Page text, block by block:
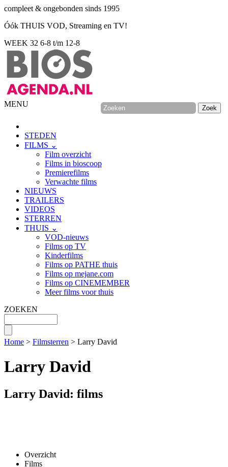
compleet & ongebonden sinds 1995
Óók THUIS VOD, Streaming en TV!
WEEK 32 6-8 t/m 12-8
MENU
STEDEN
FILMS ⌄
Film overzicht
Films in bioscoop
Premierefilms
Verwachte films
NIEUWS
TRAILERS
VIDEOS
STERREN
THUIS ⌄
VOD-nieuws
Films op TV
Kinderfilms
Films op PATHE thuis
Films op mejane.com
Films op CINEMEMBER
Meer films voor thuis
ZOEKEN
Home > Filmsterren > Larry David
Larry David
Larry David: films
Overzicht
Films